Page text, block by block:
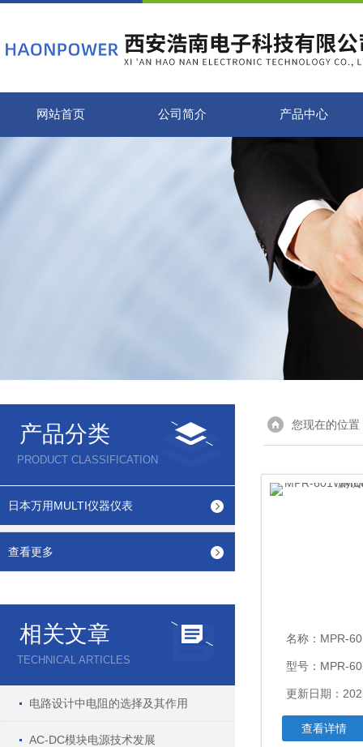
网站首页 公司简介 产品中心
产品分类
PRODUCT CLASSIFICATION
日本万用MULTI仪器仪表
查看更多
相关文章
TECHNICAL ARTICLES
电路设计中电阻的选择及其作用
AC-DC模块电源技术发展
您现在的位置
名称： MPR-
型号：MPR-
更新日期：
查看详情